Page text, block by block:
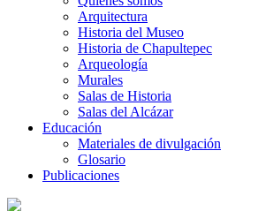
Arquitectura
Historia del Museo
Historia de Chapultepec
Arqueología
Murales
Salas de Historia
Salas del Alcázar
Educación
Materiales de divulgación
Glosario
Publicaciones